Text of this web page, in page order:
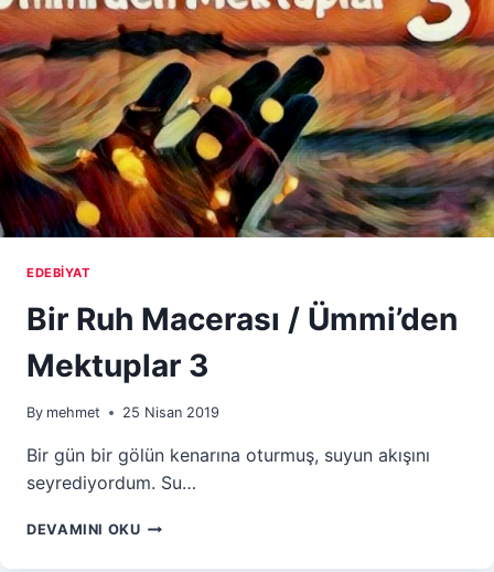
EDEBIYAT
Bir Ruh Macerası / Ümmi’den
Mektuplar 3
By mehmet 25 Nisan 2019
Bir gün bir gölün kenarına oturmuş, suyun akışını
seyrediyordum. Su…
DEVAMINI OKU BIR